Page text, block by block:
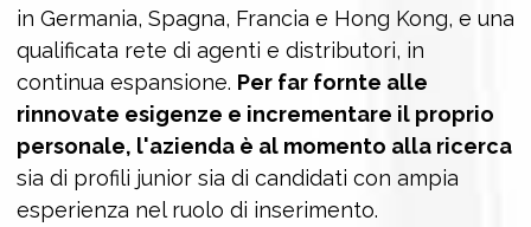
in Germania, Spagna, Francia e Hong Kong, e una
qualificata rete di agenti e distributori, in
continua espansione. Per far fornte alle
rinnovate esigenze e incrementare il proprio
personale, l'azienda è al momento alla ricerca
sia di profili junior sia di candidati con ampia
esperienza nel ruolo di inserimento.